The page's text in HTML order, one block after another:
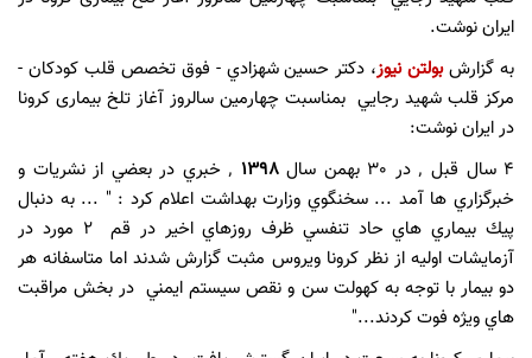
ایران نوشت.
به گزارشبولتن نیوز، دكتر حسين شهزادي - فوق تخصص قلب كودكان -
مركز قلب شهيد رجايي بمناسبت چهارمين سالروز آغاز تلخ بیماری کرونا
در ایران نوشت:
4 سال قبل ٬ در 30 بهمن سال
1398 ٬ خبري در بعضي از نشريات و
خبرگزاري ها آمد ... سخنگوي وزارت بهداشت اعلام كرد : " ... به دنبال
پيك بيماري هاي حاد تنفسي ظرف روزهاي اخير در قم 2 مورد در
آزمايشات اوليه از نظر كرونا ويروس مثبت گزارش شدند اما متاسفانه هر
دو بيمار با توجه به كهولت سن و نقص سيستم ايمني در بخش مراقبت
هاي ويژه فوت كردند..."